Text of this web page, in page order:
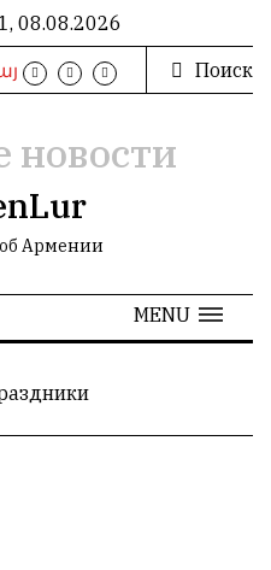
08.08.2026
Поиск
новости
Армении
MENU